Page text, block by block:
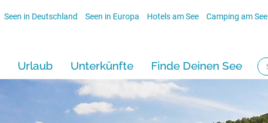
Seen in Deutschland Seen in Europa Hotels am See Camping am See
Urlaub Unterkünfte Finde Deinen See